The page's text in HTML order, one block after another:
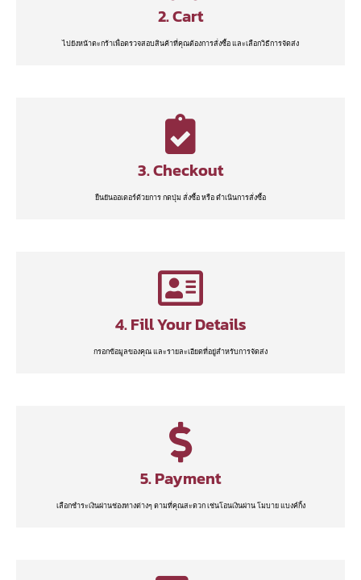
2. Cart
ไปยังหน้าตะกร้าเพื่อตรวจสอบสินค้าที่คุณต้องการสั่งซื้อ และเลือกวิธีการจัดส่ง
3. Checkout
ยืนยันออเดอร์ด้วยการ กดปุ่ม สั่งซื้อ หรือ ดำเนินการสั่งซื้อ
4. Fill Your Details
กรอกข้อมูลของคุณ และรายละเอียดที่อยู่สำหรับการจัดส่ง
5. Payment
เลือกชำระเงินผ่านช่องทางต่างๆ ตามที่คุณสะดวก เช่นโอนเงินผ่าน โมบาย แบงค์กิ้ง